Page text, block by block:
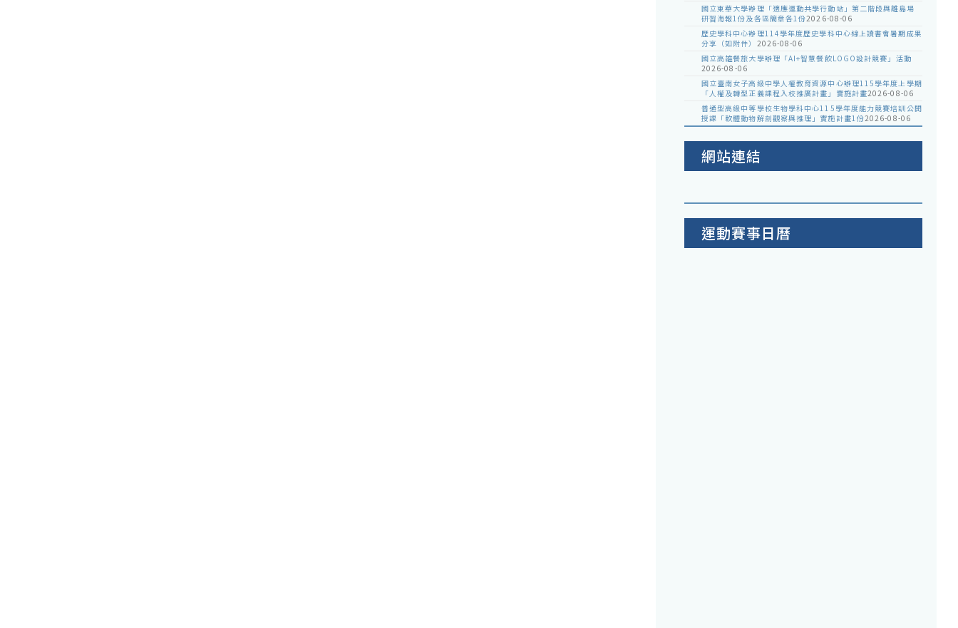
國立東華大學辦理「適應運動共學行動站」第二階段與離島場
研習海報1份及各區簡章各1份2026-08-06
歷史學科中心辦理114學年度歷史學科中心線上讀書會暑期成果
分享（如附件） 2026-08-06
國立高雄餐旅大學辦理「AI+智慧餐飲LOGO設計競賽」活動
2026-08-06
國立臺南女子高級中學人權教育資源中心辦理115學年度上學期
「人權及轉型正義課程入校推廣計畫」實施計畫2026-08-06
普通型高級中等學校生物學科中心115學年度能力競賽培訓公開
授課「軟體動物解剖觀察與推理」實施計畫1份2026-08-06
網站連結
運動賽事日曆